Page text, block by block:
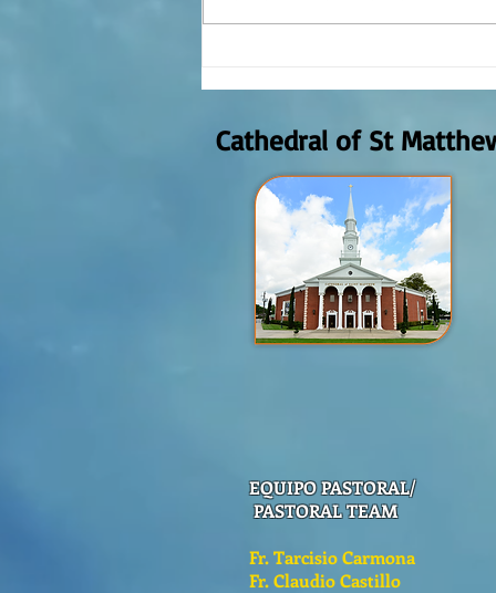
AUGUST 2nd, 2026
Cathedral of St
EQUIPO PASTORAL/
PASTORAL TEAM
Fr. Tarcisio Carmona
Fr. Claudio Castillo